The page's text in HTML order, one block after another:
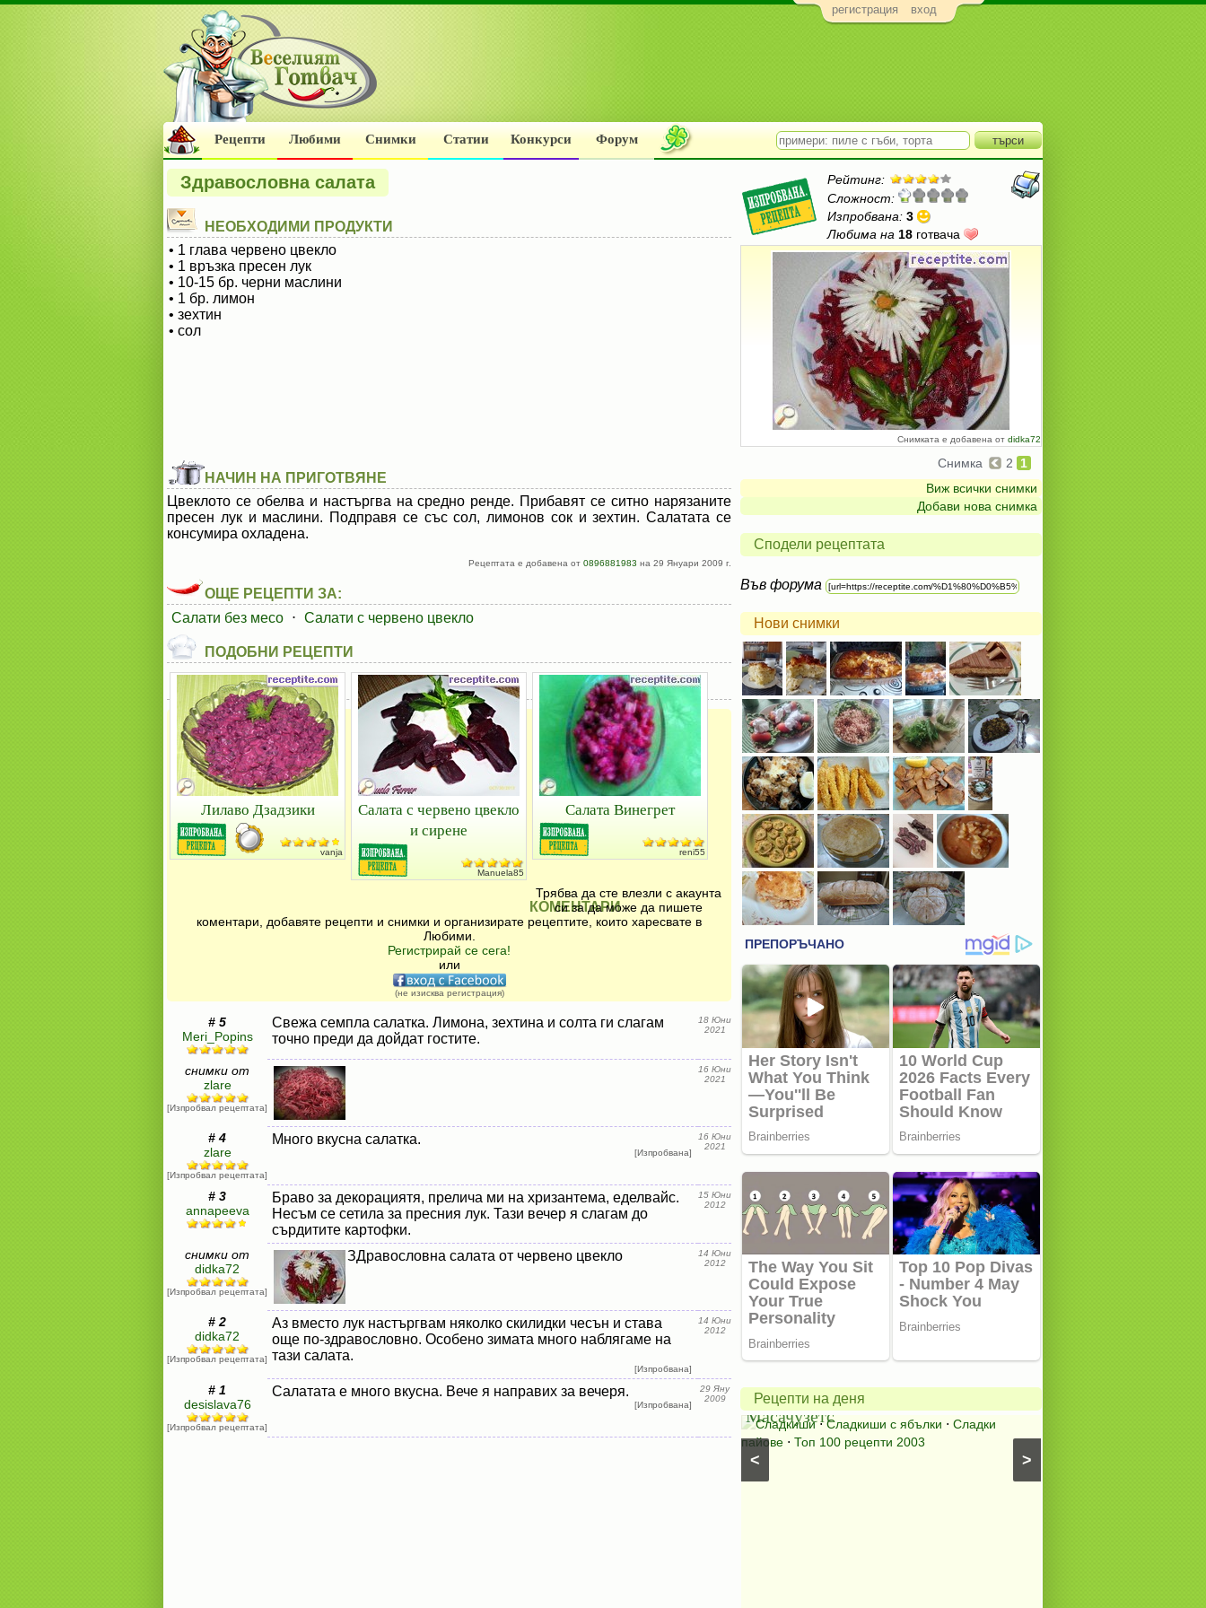
регистрация вход
Рецепти Любими Снимки Статии Конкурси Форум
Здравословна салата
Рейтинг:
Сложност:
Изпробвана: 3
Любима на 18 готвача
Снимката е добавена от didka72
Снимка 2
1
Виж всички снимки
Добави нова снимка
НЕОБХОДИМИ ПРОДУКТИ
• 1 глава червено цвекло
• 1 връзка пресен лук
• 10-15 бр. черни маслини
• 1 бр. лимон
• зехтин
• сол
НАЧИН НА ПРИГОТВЯНЕ
Цвеклото се обелва и настъргва на средно ренде. Прибавят се ситно нарязаните
пресен лук и маслини. Подправя се със сол, лимонов сок и зехтин. Салатата се
консумира охладена.
Рецептата е добавена от 0896881983 на 29 Януари 2009 г.
ОЩЕ РЕЦЕПТИ ЗА:
Салати без месо ⋅ Салати с червено цвекло
ПОДОБНИ РЕЦЕПТИ
Лилаво Дзадзики
vanja
Салата с червено цвекло
и сирене
Manuela85
Салата Винегрет
reni55
КОМЕНТАРИ
Трябва да сте влезли с акаунта
си за да може да пишете
коментари, добавяте рецепти и снимки и организирате рецептите, които харесвате в
Любими.
Регистрирай се сега!
или
(не изисква регистрация)
# 5
Meri_Popins
Свежа семпла салатка. Лимона, зехтина и солта ги слагам
точно преди да дойдат гостите.
18 Юни
2021
снимки от
zlare
[Изпробвал рецептата]
16 Юни
2021
# 4
zlare
[Изпробвал рецептата]
Много вкусна салатка.
[Изпробвана]
16 Юни
2021
# 3
annapeeva
Браво за декорациятя, прелича ми на хризантема, еделвайс.
Несъм се сетила за пресния лук. Тази вечер я слагам до
сърдитите картофки.
15 Юни
2012
снимки от
didka72
[Изпробвал рецептата]
ЗДравословна салата от червено цвекло
14 Юни
2012
# 2
didka72
[Изпробвал рецептата]
Аз вместо лук настъргвам няколко скилидки чесън и става
още по-здравословно. Особено зимата много наблягаме на
тази салата.
[Изпробвана]
14 Юни
2012
# 1
desislava76
[Изпробвал рецептата]
Салатата е много вкусна. Вече я направих за вечеря.
[Изпробвана]
29 Яну
2009
Сподели рецептата
Във форума
Нови снимки
Рецепти на деня
>
<
Салата
Салати със спанак⋅Салати с марули (зелени
Американски
ябълков
пай
от
Масачузетс
Сладкиши⋅Сладкиши с ябълки ⋅ Сладки
пайове ⋅ Топ 100 рецепти 2003